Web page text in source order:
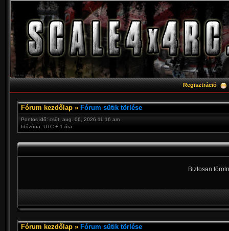
Regisztráció
Fórum kezdőlap » Fórum sütik törlése
Pontos idő: csüt. aug. 06, 2026 11:16 am
Időzóna: UTC + 1 óra
Biztosan
Fórum kezdőlap » Fórum sütik törlése